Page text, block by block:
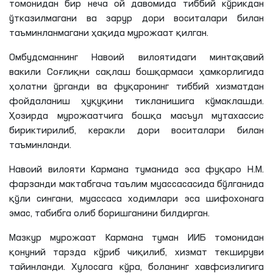
томонидан бир неча ой давомида тиббий кўрикдан
ўтказилмагани ва зарур дори воситалари билан
таъминланмагани ҳақида мурожаат қилган.
Омбудсманнинг Навоий вилоятидаги минтақавий
вакили Соғлиқни сақлаш бошқармаси ҳамкорлигида
ҳолатни ўрганди ва фуқаронинг тиббий хизматдан
фойдаланиш ҳуқуқини тикланишига кўмаклашди.
Ҳозирда мурожаатчига бошқа масъул мутахассис
бириктирилиб, керакли дори воситалари билан
таъминланди.
Навоий вилоятиКармана туманида эса фуқароН.М.
фарзанди мактабгача таълим муассасасида бўлганида
қўли сингани, муассаса ходимлари эса шифохонага
эмас, табибга олиб боришганини билдирган.
Мазкур мурожаат Кармана туман ИИБ томонидан
қонуний тарзда кўриб чиқилиб, хизмат текшируви
тайинланди. Хулосага кўра, боланинг хавфсизлигига